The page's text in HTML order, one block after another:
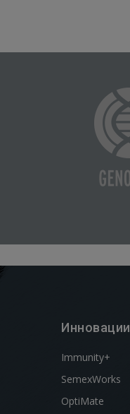
Инновации
Immunity+
SemexWorks
OptiMate